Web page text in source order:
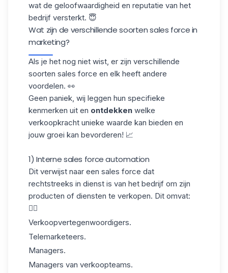
wat de geloofwaardigheid en reputatie van het
bedrijf versterkt. 😇
Wat zijn de verschillende soorten sales force in
marketing?
Als je het nog niet wist, er zijn verschillende
soorten sales force en elk heeft andere
voordelen. 👀
Geen paniek, wij leggen hun specifieke
kenmerken uit en ontdekken welke
verkoopkracht unieke waarde kan bieden en
jouw groei kan bevorderen! 📈
1) Interne sales force automation
Dit verwijst naar een sales force dat
rechtstreeks in dienst is van het bedrijf om zijn
producten of diensten te verkopen. Dit omvat:
👇🏼
Verkoopvertegenwoordigers.
Telemarketeers.
Managers.
Managers van verkoopteams.